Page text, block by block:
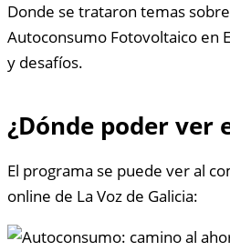
Donde se trataron temas
Autoconsumo Fotovoltaico en
y desafíos.
¿Dónde poder ver
El programa se puede ver al
online de La Voz de Galicia: